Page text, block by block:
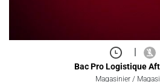
|
Bac Pro Logistique
Magasinier /